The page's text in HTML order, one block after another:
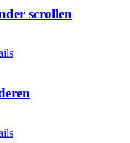
scrollen